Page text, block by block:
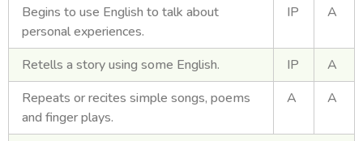
Begins to use English to talk about
personal experiences.
IP A
Retells a story using some English. IP
A
Repeats or recites simple songs, poems
and finger plays.
A A